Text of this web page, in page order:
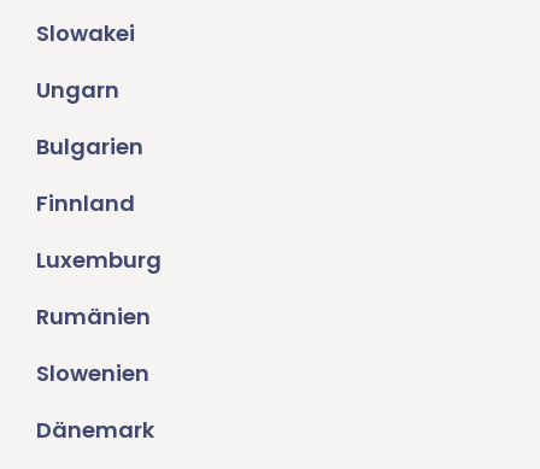
Slowakei
Ungarn
Bulgarien
Finnland
Luxemburg
Rumänien
Slowenien
Dänemark